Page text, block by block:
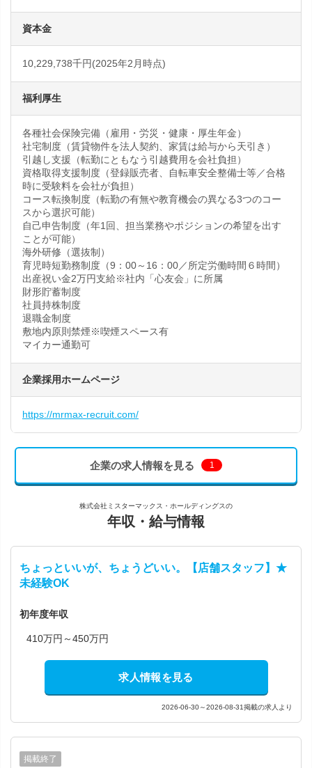
資本金
10,229,738千円(2025年2月時点)
福利厚生
各種社会保険完備（雇用・労災・健康・厚生年金）
社宅制度（賃貸物件を法人契約、家賃は給与から天引き）
引越し支援（転勤にともなう引越費用を会社負担）
資格取得支援制度（登録販売者、自転車安全整備士等／合格
時に受験料を会社が負担）
コース転換制度（転勤の有無や教育機会の異なる3つのコー
スから選択可能）
自己申告制度（年1回、担当業務やポジションの希望を出す
ことが可能）
海外研修（選抜制）
育児時短勤務制度（9：00～16：00／所定労働時間６時間）
出産祝い金2万円支給※社内「心友会」に所属
財形貯蓄制度
社員持株制度
退職金制度
敷地内原則禁煙※喫煙スペース有
マイカー通勤可
企業採用ホームページ
https://mrmax-recruit.com/
企業の求人情報を見る 1
株式会社ミスターマックス・ホールディングスの
年収・給与情報
ちょっといいが、ちょうどいい。【店舗スタッフ】★
未経験OK
初年度年収
410万円～450万円
求人情報を見る
2026-06-30～2026-08-31掲載の求人より
掲載終了